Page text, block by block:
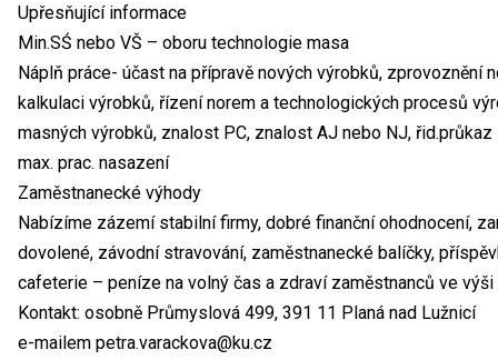
Upřesňující informace
Min.SŚ nebo VŠ – oboru technologie masa
Náplň práce- účast na přípravě nových výrobků, zprovoznění
kalkulaci výrobků, řízení norem a technologických procesů
masných výrobků, znalost PC, znalost AJ nebo NJ,
max. prac. nasazení
Zaměstnanecké výhody
Nabízíme zázemí stabilní firmy, dobré finanční ohodnocení,
dovolené, závodní stravování, zaměstnanecké balíčky,
cafeterie – peníze na volný čas a zdraví zaměstnanců ve
Kontakt: osobně Průmyslová 499, 391 11 Planá nad Lužnicí
e-mailem petra.varackova@ku.cz